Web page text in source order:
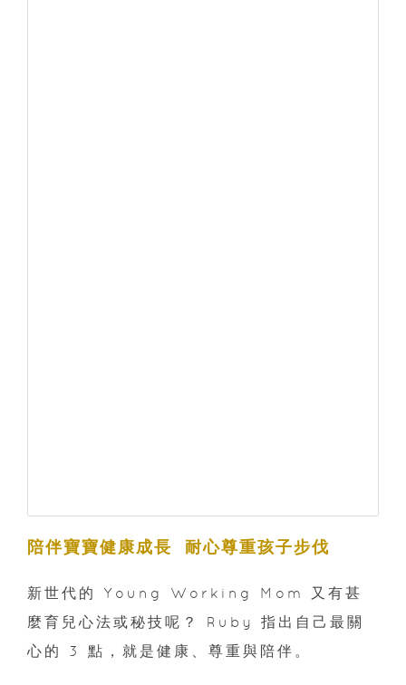
陪伴寶寶健康成長 耐心尊重孩子步伐
新世代的 Young Working Mom 又有甚
麼育兒心法或秘技呢？ Ruby 指出自己最關
心的 3 點，就是健康、尊重與陪伴。